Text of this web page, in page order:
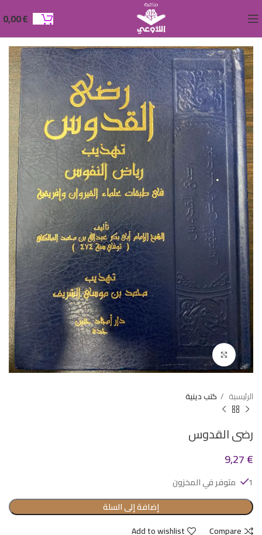
0,00€
Click to enlarge
الرئيسية كتب دينية
رضى القدوس
9,27€
1 متوفر في المخزون
إضافة إلى السلة
Compare
Add to wishlist